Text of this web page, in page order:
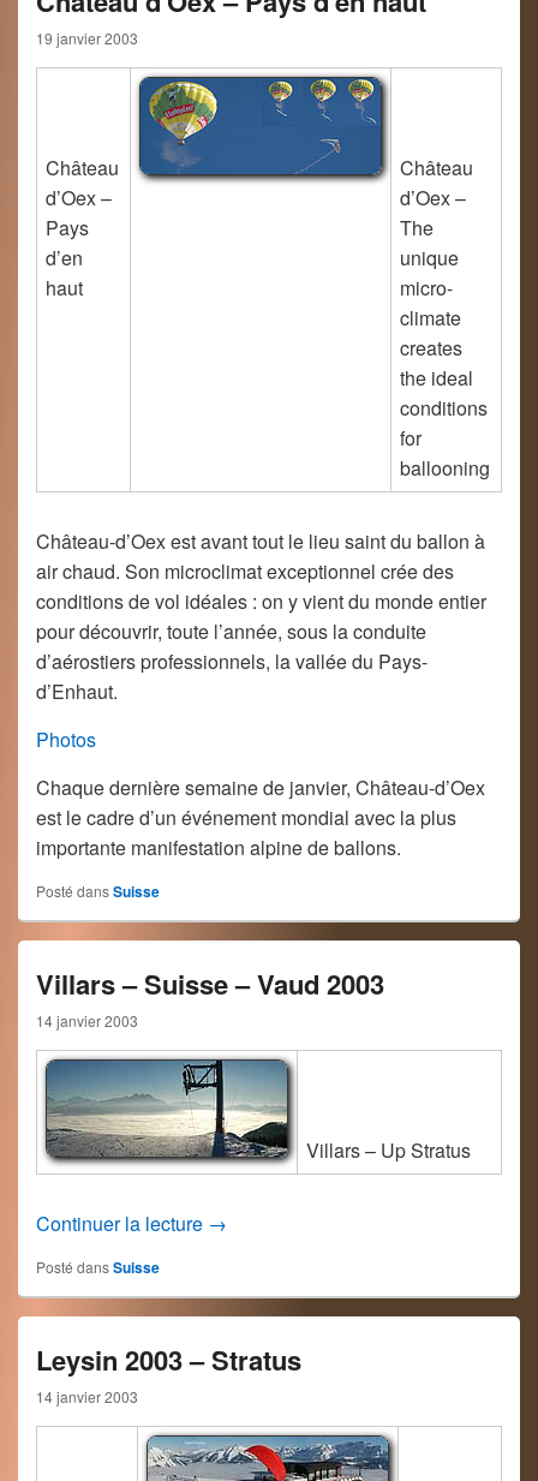
19 janvier 2003
Château
d’Oex –
Pays
d’en
haut
Château
d’Oex –
The
unique
micro-
climate
creates
the ideal
conditions
for
ballooning
Château-d’Oex est avant tout le lieu saint du ballon à
air chaud. Son microclimat exceptionnel crée des
conditions de vol idéales : on y vient du monde entier
pour découvrir, toute l’année, sous la conduite
d’aérostiers professionnels, la vallée du Pays-
d’Enhaut.
Photos
Chaque dernière semaine de janvier, Château-d’Oex
est le cadre d’un événement mondial avec la plus
importante manifestation alpine de ballons.
Posté dansSuisse
Villars – Suisse – Vaud 2003
14 janvier 2003
Villars – Up Stratus
Continuer la lecture Villars – Suisse – Vaud 2003
→
Posté dansSuisse
Leysin 2003 – Stratus
14 janvier 2003